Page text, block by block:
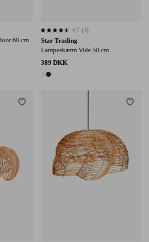
60 cm
Star Trading
Lampeskærm Vide 58 cm
389 DKK
2 farver
4,7 baseret på 3 bedømmelser
4,7 (3)
Tilføj til favoritter